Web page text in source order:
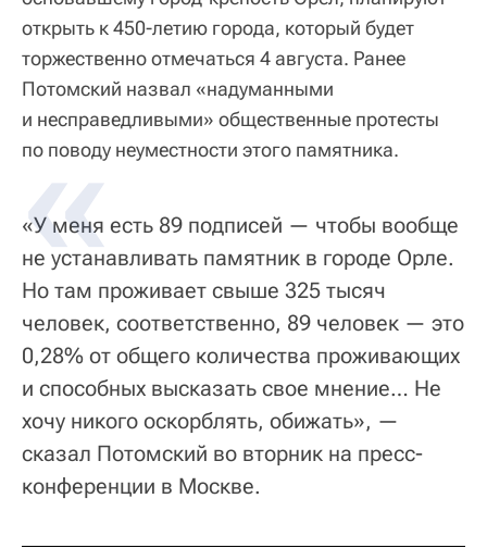
открыть к 450-летию города, который будет
торжественно отмечаться 4 августа. Ранее
Потомский назвал «надуманными
и несправедливыми» общественные протесты
по поводу неуместности этого памятника.
«У меня есть 89 подписей — чтобы вообще
не устанавливать памятник в городе Орле.
Но там проживает свыше 325 тысяч
человек, соответственно, 89 человек — это
0,28% от общего количества проживающих
и способных высказать свое мнение… Не
хочу никого оскорблять, обижать», —
сказал Потомский во вторник на пресс-
конференции в Москве.